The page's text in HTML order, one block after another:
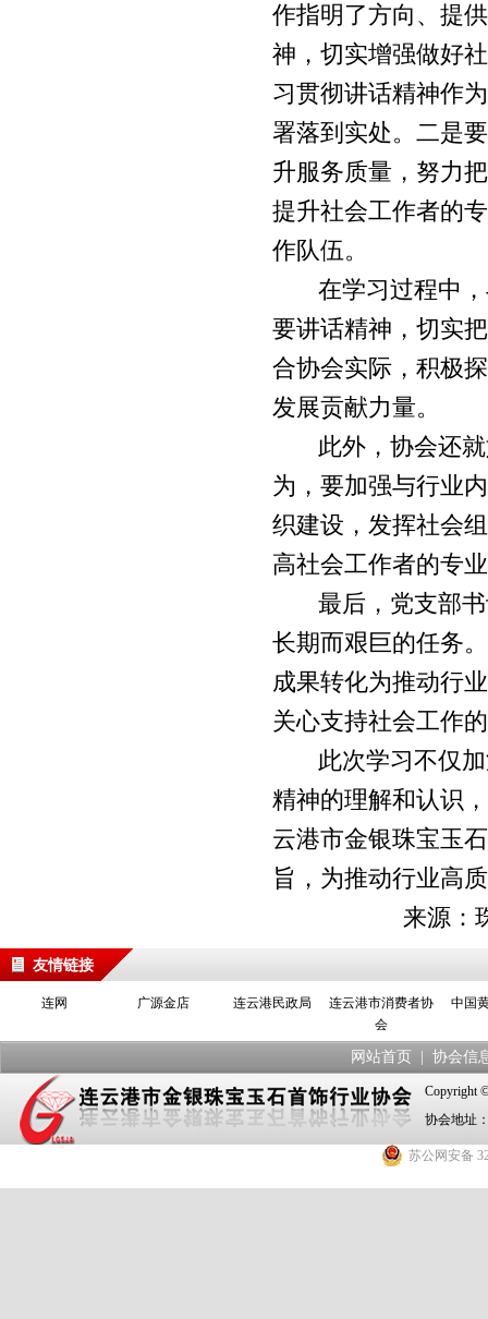
作指明了方向、提
神，切实增强做好
习贯彻讲话精神作
署落到实处。二是
升服务质量，努力
提升社会工作者的
作队伍。
在学习过程中
要讲话精神，切实
合协会实际，积极
发展贡献力量。
此外，协会还
为，要加强与行业
织建设，发挥社会
高社会工作者的专
最后，党支部
长期而艰巨的任务
成果转化为推动行
关心支持社会工作
此次学习不仅
精神的理解和认识
云港市金银珠宝玉
旨，为推动行业高
来源：珠宝
友情链接
连网 广源金店 连云港民政局
连云港市消费者协
会
中国
网站首页 协会信
Copyright
协会地址
苏公网安备